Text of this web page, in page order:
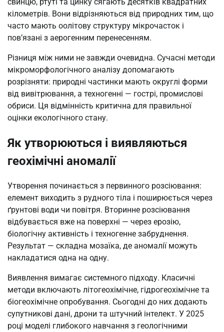
кілометрів. Вони відрізняються від природних тим, що
часто мають оолітову структуру мікрочасток і
пов’язані з аерогенним перенесенням.
Різниця між ними не завжди очевидна. Сучасні методи
мікроморфологічного аналізу допомагають
розрізняти: природні частинки мають округлі форми
від вивітрювання, а техногенні — гострі, промислові
обриси. Ця відмінність критична для правильної
оцінки екологічного стану.
Як утворюються і виявляються
геохімічні аномалії
Утворення починається з первинного розсіювання:
елемент виходить з рудного тіла і поширюється через
ґрунтові води чи повітря. Вторинне розсіювання
відбувається вже на поверхні — через ерозію,
біологічну активність і техногенне забруднення.
Результат — складна мозаїка, де аномалії можуть
накладатися одна на одну.
Виявлення вимагає системного підходу. Класичні
методи включають літогеохімічне, гідрогеохімічне та
біогеохімічне опробування. Сьогодні до них додають
супутникові дані, дрони та штучний інтелект. У 2025
році моделі глибокого навчання з геологічними